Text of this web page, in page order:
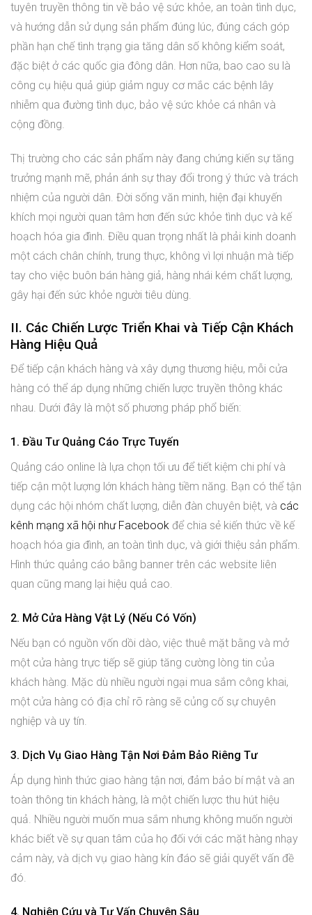
tuyên truyền thông tin về bảo vệ sức khỏe, an toàn tình dục,
và hướng dẫn sử dụng sản phẩm đúng lúc, đúng cách góp
phần hạn chế tình trạng gia tăng dân số không kiểm soát,
đặc biệt ở các quốc gia đông dân. Hơn nữa, bao cao su là
công cụ hiệu quả giúp giảm nguy cơ mắc các bệnh lây
nhiễm qua đường tình dục, bảo vệ sức khỏe cá nhân và
cộng đồng.
Thị trường cho các sản phẩm này đang chứng kiến sự tăng
trưởng mạnh mẽ, phản ánh sự thay đổi trong ý thức và trách
nhiệm của người dân. Đời sống văn minh, hiện đại khuyến
khích mọi người quan tâm hơn đến sức khỏe tình dục và kế
hoạch hóa gia đình. Điều quan trọng nhất là phải kinh doanh
một cách chân chính, trung thực, không vì lợi nhuận mà tiếp
tay cho việc buôn bán hàng giả, hàng nhái kém chất lượng,
gây hại đến sức khỏe người tiêu dùng.
II. Các Chiến Lược Triển Khai và Tiếp Cận Khách
Hàng Hiệu Quả
Để tiếp cận khách hàng và xây dựng thương hiệu, mỗi cửa
hàng có thể áp dụng những chiến lược truyền thông khác
nhau. Dưới đây là một số phương pháp phổ biến:
1. Đầu Tư Quảng Cáo Trực Tuyến
Quảng cáo online là lựa chọn tối ưu để tiết kiệm chi phí và
tiếp cận một lượng lớn khách hàng tiềm năng. Bạn có thể tận
dụng các hội nhóm chất lượng, diễn đàn chuyên biệt, và các
kênh mạng xã hội như Facebook để chia sẻ kiến thức về kế
hoạch hóa gia đình, an toàn tình dục, và giới thiệu sản phẩm.
Hình thức quảng cáo bằng banner trên các website liên
quan cũng mang lại hiệu quả cao.
2. Mở Cửa Hàng Vật Lý (Nếu Có Vốn)
Nếu bạn có nguồn vốn dồi dào, việc thuê mặt bằng và mở
một cửa hàng trực tiếp sẽ giúp tăng cường lòng tin của
khách hàng. Mặc dù nhiều người ngại mua sắm công khai,
một cửa hàng có địa chỉ rõ ràng sẽ củng cố sự chuyên
nghiệp và uy tín.
3. Dịch Vụ Giao Hàng Tận Nơi Đảm Bảo Riêng Tư
Áp dụng hình thức giao hàng tận nơi, đảm bảo bí mật và an
toàn thông tin khách hàng, là một chiến lược thu hút hiệu
quả. Nhiều người muốn mua sắm nhưng không muốn người
khác biết về sự quan tâm của họ đối với các mặt hàng nhạy
cảm này, và dịch vụ giao hàng kín đáo sẽ giải quyết vấn đề
đó.
4. Nghiên Cứu và Tư Vấn Chuyên Sâu